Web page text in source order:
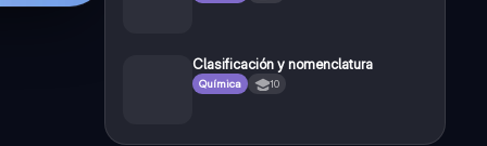
Clasificación y nomenclatura
Química 10